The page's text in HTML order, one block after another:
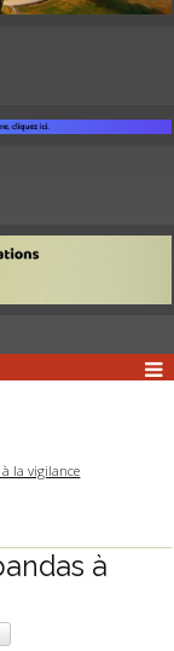
la vigilance
à